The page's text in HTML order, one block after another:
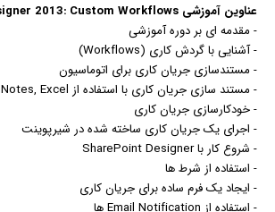
عناوین آموزشی SharePoint Designer 2013: Custom Workflows:
- مقدمه ای بر دوره آموزشی
- آشنایی با گردش کاری (Workflows)
- مستندسازی جریان کاری برای اتوماسیون
- مستند سازی جریان کاری با استفاده از Sticky Notes, Excel و Visio
- خودکارسازی جریان کاری
- اجرای یک جریان کاری ساخته شده در شیرپوینت
- شروع کار با SharePoint Designer
- استفاده از شرط ها
- ایجاد یک فرم ساده برای جریان کاری
- استفاده از Email Notification ها